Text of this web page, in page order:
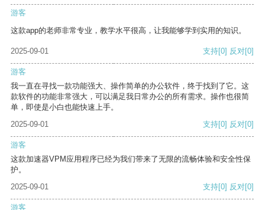
游客
这款app的老师非常专业，教学水平很高，让我能够学到实用的知识。
2025-09-01 支持[0] 反对[0]
游客
我一直在寻找一款功能强大、操作简单的办公软件，终于找到了它。这
款软件的功能非常强大，可以满足我日常办公的所有需求。操作也很简
单，即使是小白也能快速上手。
2025-09-01
支持[0] 反对[0]
游客
这款加速器VPM应用程序已经为我们带来了无限的流畅体验和安全性保
护。
2025-09-01
支持[0] 反对[0]
游客